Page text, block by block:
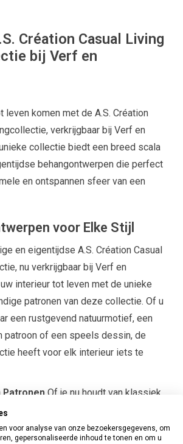
Création Casual Living
bij Verf en
leven komen met de A.S. Création
verkrijgbaar bij Verf en
collectie biedt een breed scala
behangontwerpen die perfect
en ontspannen sfeer van een
voor Elke Stijl
en eigentijdse A.S. Création Casual
nu verkrijgbaar bij Verf en
interieur tot leven met de unieke
patronen van deze collectie. Of u
een rustgevend natuurmotief, een
patroon of een speels dessin, de
heeft voor elk interieur iets te
Patronen Of je nu houdt van klassiek,
design, je vindt zeker een optie
voor analyse van onze bezoekersgegevens, om
gepersonaliseerde inhoud te tonen en om u